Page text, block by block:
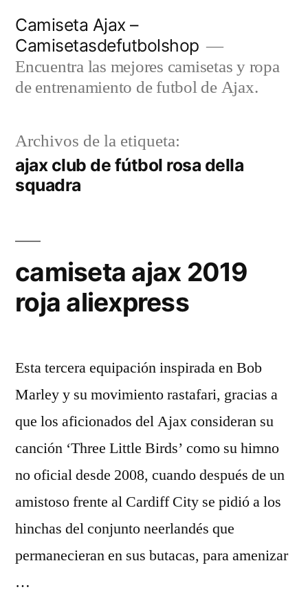
contenido
Camiseta Ajax –
Camisetasdefutbolshop
Encuentra las mejores camisetas y ropa
de entrenamiento de futbol de Ajax.
Archivos de la etiqueta:
ajax club de fútbol rosa della
squadra
camiseta ajax 2019
roja aliexpress
Esta tercera equipación inspirada en Bob
Marley y su movimiento rastafari, gracias a
que los aficionados del Ajax consideran su
canción ‘Three Little Birds’ como su himno
no oficial desde 2008, cuando después de un
amistoso frente al Cardiff City se pidió a los
hinchas del conjunto neerlandés que
permanecieran en sus butacas, para amenizar
…